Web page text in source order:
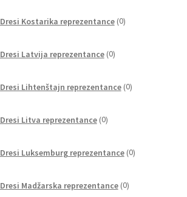
Dresi Kostarika reprezentance 0izdelkov
Dresi Latvija reprezentance 0izdelkov
Dresi Lihtenštajn reprezentance 0izdelkov
Dresi Litva reprezentance 0izdelkov
Dresi Luksemburg reprezentance 0izdelkov
Dresi Madžarska reprezentance 0izdelkov